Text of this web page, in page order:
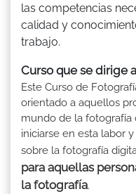
las competencias
calidad y
trabajo.
Curso que se dirige a
Este Curso de
orientado a aquellos
mundo de la fotografía
iniciarse en esta labor
sobre la fotografía
para aquellas
la fotografía.